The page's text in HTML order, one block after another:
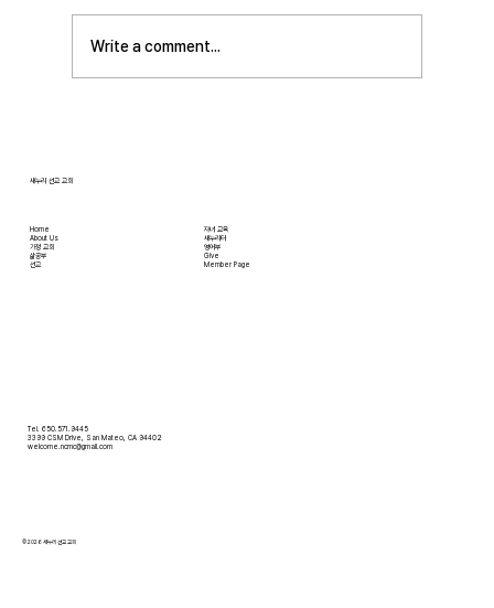
의입니다. 산업혁명 이후 급속도로 발전한 물질
문명은 우리의 삶을 매우 편리하게 만들어 주었
Write a comment...
Home
About Us
​가정 교회
​삶공부
​선교
자녀 교육
새누리터
영어부
Give
Member Page
Tel. 650.571.9445
3399 CSM Drive, San Mateo, CA 94402
welcome.ncmc@gmail.com
© 2026 새누리 선교 교회
새누리 선교 교회